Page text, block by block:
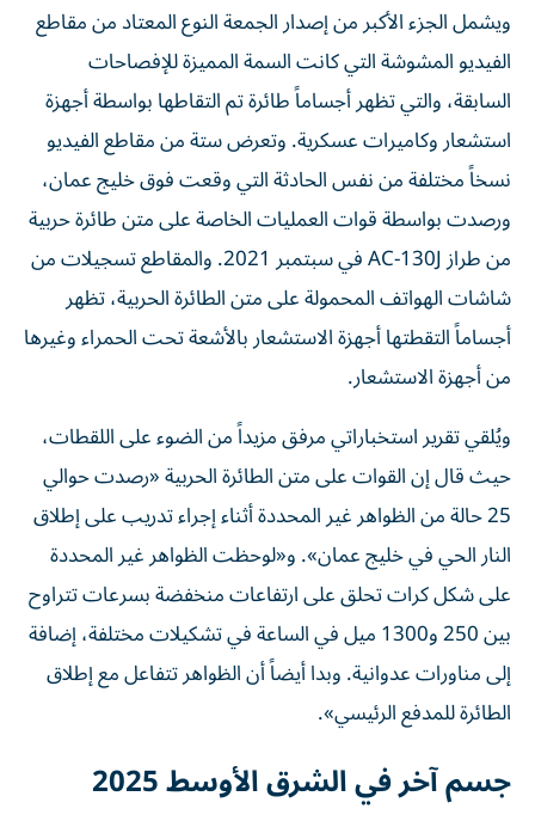
ويشمل الجزء الأكبر من إصدار الجمعة النوع المعتاد من مقاطع
الفيديو المشوشة التي كانت السمة المميزة للإفصاحات
السابقة، والتي تظهر أجساماً طائرة تم التقاطها بواسطة أجهزة
استشعار وكاميرات عسكرية. وتعرض ستة من مقاطع الفيديو
نسخاً مختلفة من نفس الحادثة التي وقعت فوق خليج عمان،
ورصدت بواسطة قوات العمليات الخاصة على متن طائرة حربية
من طراز AC-130J في سبتمبر 2021. والمقاطع تسجيلات من
شاشات الهواتف المحمولة على متن الطائرة الحربية، تظهر
أجساماً التقطتها أجهزة الاستشعار بالأشعة تحت الحمراء وغيرها
من أجهزة الاستشعار.
ويُلقي تقرير استخباراتي مرفق مزيداً من الضوء على اللقطات،
حيث قال إن القوات على متن الطائرة الحربية «رصدت حوالي
25 حالة من الظواهر غير المحددة أثناء إجراء تدريب على إطلاق
النار الحي في خليج عمان». و«لوحظت الظواهر غير المحددة
على شكل كرات تحلق على ارتفاعات منخفضة بسرعات تتراوح
بين 250 و1300 ميل في الساعة في تشكيلات مختلفة، إضافة
إلى مناورات عدوانية. وبدا أيضاً أن الظواهر تتفاعل مع إطلاق
الطائرة للمدفع الرئيسي».
جسم آخر في الشرق الأوسط 2025